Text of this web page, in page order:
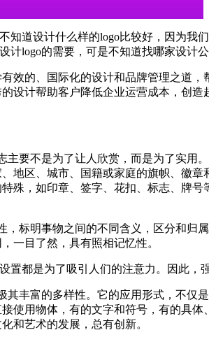
道设计什么样的logo比较好，因为我
计logo的需要，可是不知道找哪家设计
效的、国际化的设计和品牌管理之道
设计帮助客户降低企业运营成本，创
要不是为了让人欣赏，而是为了实用
地区、城市、国籍或家庭的旗帜、徽
殊，如印章、签字、花扣、标志、牌
标明事物之间的不同含义，区分和归
一目了然，具有照相记忆性。
都是为了吸引人们的注意力。因此，
丰富的多样性。它的应用形式，不仅
使用物体，有的文字和符号，有的具
和艺术的发展，总有创新。